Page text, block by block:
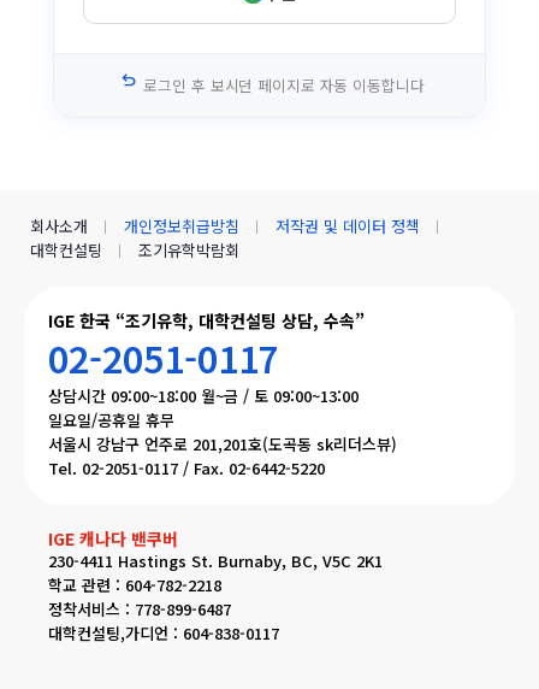
undo 로그인 후 보시던 페이지로 자동 이동합니다
IGE 한국 “조기유학, 대학컨설팅 상담, 수속”
02-2051-0117
상담시간 09:00~18:00 월~금 / 토 09:00~13:00
일요일/공휴일 휴무
서울시 강남구 언주로 201,201호(도곡동 sk리더스뷰)
Tel. 02-2051-0117 / Fax. 02-6442-5220
IGE 캐나다 밴쿠버
230-4411 Hastings St. Burnaby, BC, V5C 2K1
학교 관련 : 604-782-2218
정착서비스 : 778-899-6487
대학컨설팅,가디언 : 604-838-0117
회사소개 개인정보취급방침
저작권 및 데이터 정책
대학컨설팅
조기유학박람회